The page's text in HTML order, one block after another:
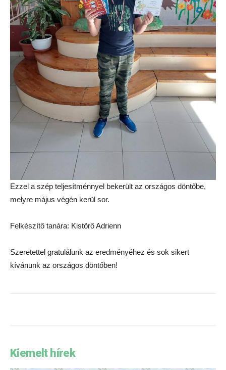
Ezzel a szép teljesítménnyel bekerült az országos döntőbe,
melyre május végén kerül sor.
Felkészítő tanára: Kistörő Adrienn
Szeretettel gratulálunk az eredményéhez és sok sikert
kívánunk az országos döntőben!
Kiemelt hírek